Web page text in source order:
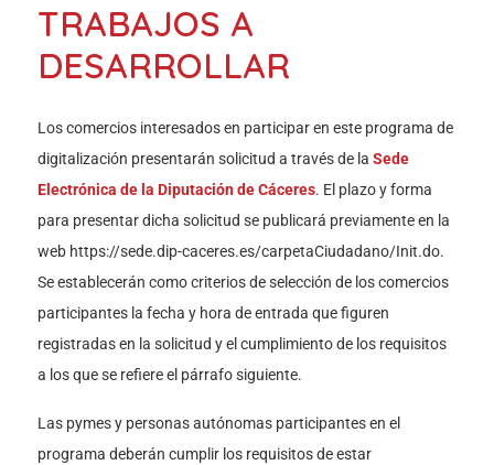
TRABAJOS A
DESARROLLAR
Los comercios interesados en participar en este programa de
digitalización presentarán solicitud a través de la Sede
Electrónica de la Diputación de Cáceres. El plazo y forma
para presentar dicha solicitud se publicará previamente en la
web https://sede.dip-caceres.es/carpetaCiudadano/Init.do.
Se establecerán como criterios de selección de los comercios
participantes la fecha y hora de entrada que figuren
registradas en la solicitud y el cumplimiento de los requisitos
a los que se refiere el párrafo siguiente.
Las pymes y personas autónomas participantes en el
programa deberán cumplir los requisitos de estar